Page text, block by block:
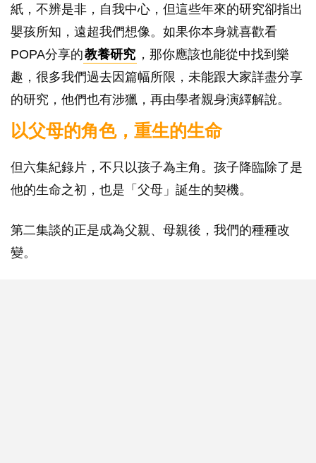
紙，不辨是非，自我中心，但這些年來的研究卻指出
嬰孩所知，遠超我們想像。如果你本身就喜歡看
POPA分享的教養研究 ，那你應該也能從中找到樂
趣，很多我們過去因篇幅所限，未能跟大家詳盡分享
的研究，他們也有涉獵，再由學者親身演繹解說。
以父母的角色，重生的生命
但六集紀錄片，不只以孩子為主角。孩子降臨除了是
他的生命之初，也是「父母」誕生的契機。
第二集談的正是成為父親、母親後，我們的種種改
變。